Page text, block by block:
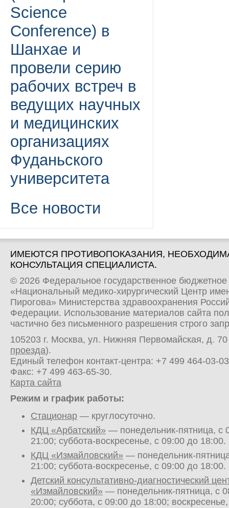
Science
Conference) в
Шанхае и
провели серию
рабочих встреч в
ведущих научных
и медицинских
организациях
Фуданьского
университета
Все новости
ИМЕЮТСЯ ПРОТИВОПОКАЗАНИЯ,
КОНСУЛЬТАЦИЯ СПЕЦИАЛИСТА.
© 2026 Федеральное государственное
«Национальный медико-хирургический Центр
Пирогова» Министерства здравоохранения
Федерации. Использование материалов сайта
частично без письменного разрешения строго
105203 г. Москва, ул. Нижняя Первомайская, д.
проезда).
Единый телефон контакт-центра: +7 499 464-03-03
Факс: +7 499 463-65-30.
Карта сайта
Режим и график работы:
Стационар — круглосуточно.
КДЦ «Арбатский» — понедельник-пятница, с
21:00; суббота-воскресенье, с 09:00 до 18:00.
КДЦ «Измайловский» — понедельник-
21:00; суббота-воскресенье, с 09:00 до 18:00.
Детский консультативно-диагностический
«Измайловский» — понедельник-пятница, с
20:00; суббота, с 09:00 до 18:00;